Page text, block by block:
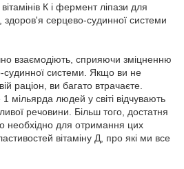
К і фермент ліпази для
здоров'я серцево-судинної системи
взаємодіють, сприяючи зміцненню
судинної системи. Якщо ви не
раціон, ви багато втрачаєте.
мільярда людей у ​​світі відчувають
речовини. Більш того, достатня
необхідно для отримання цих
вітаміну Д, про які ми все